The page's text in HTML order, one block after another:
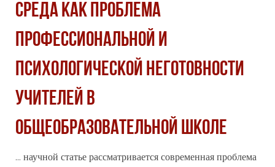
СРЕДА КАК ПРОБЛЕМА
ПРОФЕССИОНАЛЬНОЙ И
ПСИХОЛОГИЧЕСКОЙ НЕГОТОВНОСТИ
УЧИТЕЛЕЙ В
ОБЩЕОБРАЗОВАТЕЛЬНОЙ ШКОЛЕ
... научной статье рассматривается современная проблема